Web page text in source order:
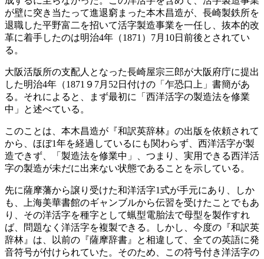
が壁に突き当たって進退窮まった本木昌造が、長崎製鉄所を
退職した平野富二を招いて活字製造事業を一任し、抜本的改
革に着手したのは明治4年（1871）7月10日前後とされてい
る。
大阪活版所の支配人となった長崎屋宗三郎が大阪府庁に提出
した明治4年（1871９7月52日付けの「乍恐口上」書簡があ
る。それによると、まず最初に「西洋活字の製造法を修業
中」と述べている。
このことは、本木昌造が『和訳英辞林』の出版を依頼されて
から、ほぼ1年を経過しているにも関わらず、西洋活字が製
造できず、「製造法を修業中」、つまり、実用できる西洋活
字の製造が未だに出来ない状態であることを示している。
先に薩摩藩から譲り受けた和洋活字1式が手元にあり、しか
も、上海美華書館のギャンブルから伝習を受けたことでもあ
り、その洋活字を種字として蝋型電胎法で母型を製作すれ
ば、問題なく洋活字を複製できる。しかし、今度の『和訳英
辞林』は、以前の『薩摩辞書』と相違して、全ての英語に発
音符号が付けられていた。そのため、この符号付き洋活字の